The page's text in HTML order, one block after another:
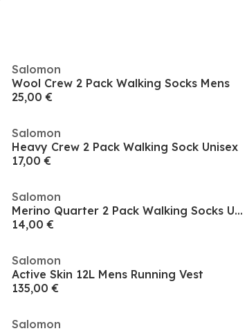
Salomon
Wool Crew 2 Pack Walking Socks Mens
25,00 €
Salomon
Heavy Crew 2 Pack Walking Sock Unisex
17,00 €
Salomon
Merino Quarter 2 Pack Walking Socks Unisex
14,00 €
Salomon
Active Skin 12L Mens Running Vest
135,00 €
Salomon